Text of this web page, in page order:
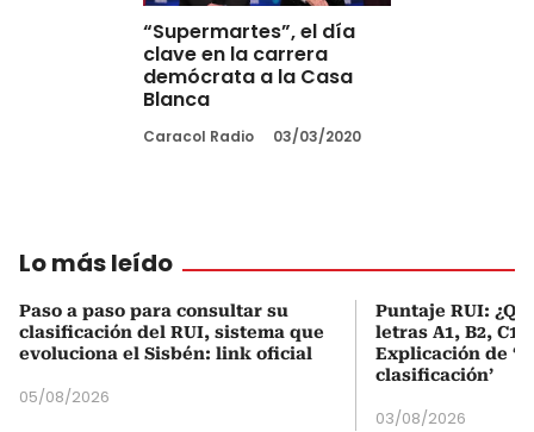
“Supermartes”, el día
clave en la carrera
demócrata a la Casa
Blanca
Caracol Radio 03/03/2020
Lo más leído
Paso a paso para consultar su
clasificación del RUI, sistema que
evoluciona el Sisbén: link oficial
05/08/2026
Puntaje RUI:
letras A1, B2, C1
Explicación de
clasificación’
03/08/2026